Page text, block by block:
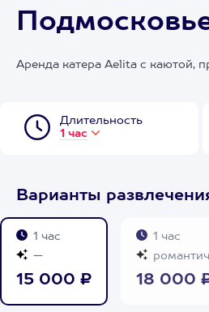
Аренда катера Aelita с каютой,
Длительность
1 час
Варианты
1 час
—
15 000 ₽
1 час
18 000